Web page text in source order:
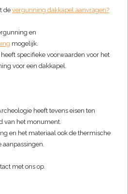
de vergunning dakkapel aanvragen?
en
mogelijk.
specifieke voorwaarden voor het
voor een dakkapel.
heeft tevens eisen ten
van het monument.
en het materiaal ook de thermische
aanpassingen.
met ons op.